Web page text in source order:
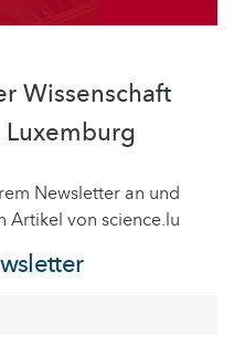
Wissenschaft
Newsletter an und
Artikel von science.lu